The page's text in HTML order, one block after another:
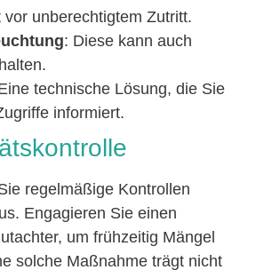
unberechtigtem Zutritt.
: Diese kann auch
technische Lösung, die Sie
informiert.
regelmäßige Kontrollen
Engagieren Sie einen
um frühzeitig Mängel
solche Maßnahme trägt nicht